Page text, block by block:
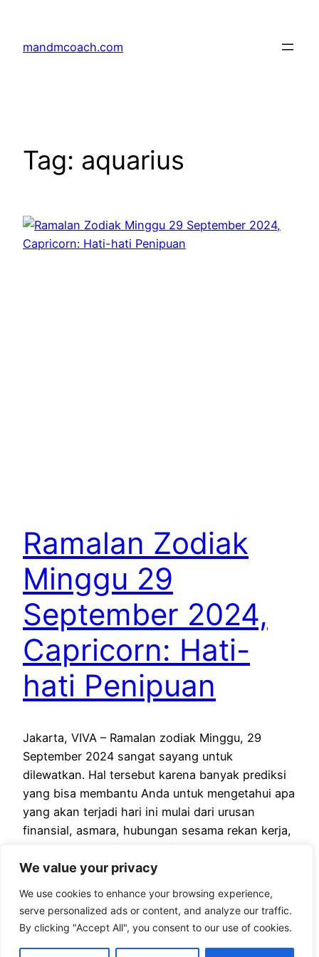
We value your privacy
We use cookies to enhance your browsing experience,
serve personalized ads or content, and analyze our traffic.
By clicking "Accept All", you consent to our use of cookies.
content
mandmcoach.com
Tag: aquarius
Ramalan Zodiak
Minggu 29
September 2024,
Capricorn: Hati-
hati Penipuan
Jakarta, VIVA – Ramalan zodiak Minggu, 29
September 2024 sangat sayang untuk
dilewatkan. Hal tersebut karena banyak prediksi
yang bisa membantu Anda untuk mengetahui apa
yang akan terjadi hari ini mulai dari urusan
finansial, asmara, hubungan sesama rekan kerja,
kesehatan dan lain sebagainya. Baca Juga :
Ramalan Zodiak Sabtu 28 September 2024,
Aquarius: Kerja Keras Akan Membuahkan…
September 28, 2024